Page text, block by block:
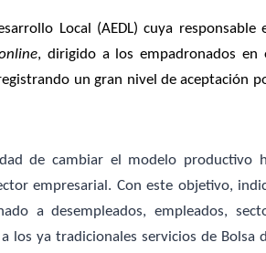
Local (AEDL) cuya responsable
, dirigido a los empadronados en
un gran nivel de aceptación
de cambiar el modelo productivo
empresarial. Con este objetivo,
a desempleados, empleados,
los ya tradicionales servicios de Bolsa